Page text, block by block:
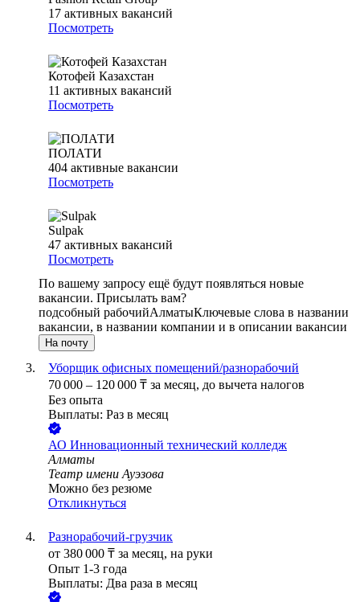
17 активных вакансий
Посмотреть
Котофей Казахстан
11 активных вакансий
Посмотреть
ПОЛАТИ
404 активные вакансии
Посмотреть
Sulpak
47 активных вакансий
Посмотреть
По вашему запросу ещё будут появляться новые
вакансии. Присылать вам?
подсобный рабочийАлматыКлючевые слова в названии
вакансии, в названии компании и в описании вакансии
На почту
Уборщик офисных помещений/разнорабочий
70 000 – 120 000 ₸ за месяц, до вычета налогов
Без опыта
Выплаты: Раз в месяц
АО Инновационный технический колледж
Алматы
Театр имени Ауэзова
Можно без резюме
Откликнуться
Разнорабочий-грузчик
от 380 000 ₸ за месяц, на руки
Опыт 1-3 года
Выплаты: Два раза в месяц